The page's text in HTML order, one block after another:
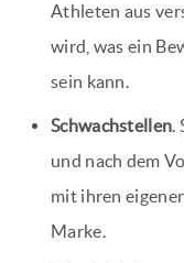
Athleten aus
wird, was ein
sein kann.
Schwachstellen.
und nach dem
mit ihren
Marke.